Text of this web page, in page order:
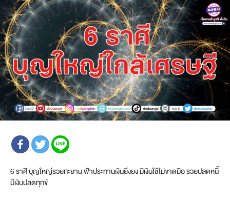
6 ราศี บุญใหญ่รวยทะยาน ฟ้าประทานเงินยิ่งยง มีเงินใช้ไม่ขาดมือ รวยปลดหนี้
มีเงินปลดทุกข์